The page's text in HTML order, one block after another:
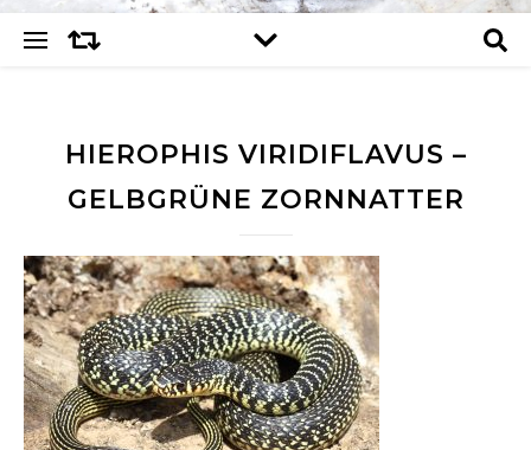
HIEROPHIS VIRIDIFLAVUS –
GELBGRÜNE ZORNNATTER